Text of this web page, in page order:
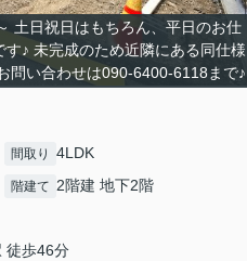
土日祝日はもちろん、平日のお仕
♪ 未完成のため近隣にある同仕様
問い合わせは090-6400-6118まで♪
間取り 4LDK
階建て 2階建 地下2階
徒歩46分